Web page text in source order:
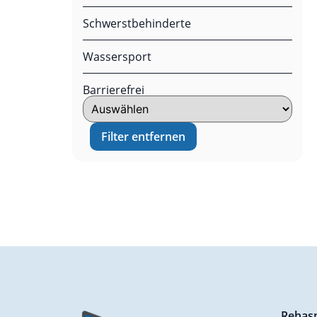
Schwerstbehinderte
Wassersport
Barrierefrei
Filter entfernen